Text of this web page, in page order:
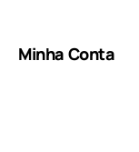
Minha Conta